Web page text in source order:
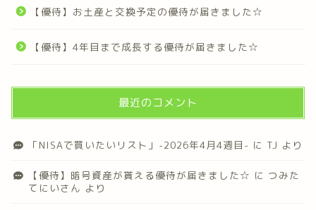
【優待】お土産と交換予定の優待が届きました☆
【優待】4年目まで成長する優待が届きました☆
最近のコメント
「NISAで買いたいリスト」-2026年4月4週目- に TJ より
【優待】暗号資産が貰える優待が届きました☆ に つみた
てにいさん より